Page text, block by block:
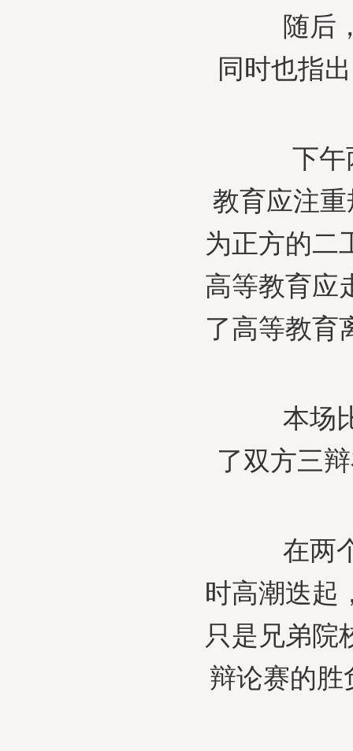
随后，
同时也指
下午两
教育应注
为正方的二
高等教育应
了高等教育
本场比
了双方三
在两个
时高潮迭起
只是兄弟院
辩论赛的胜